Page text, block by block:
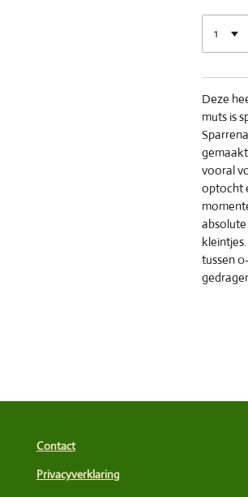
Deze
muts is
vooral
optocht
tussen
Contact
Privacyverklaring